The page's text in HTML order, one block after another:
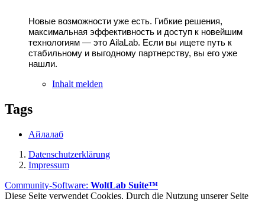
Новые возможности уже есть. Гибкие решения,
максимальная эффективность и доступ к новейшим
технологиям — это AilaLab. Если вы ищете путь к
стабильному и выгодному партнерству, вы его уже
нашли.
Inhalt melden
Tags
Айлалаб
Datenschutzerklärung
Impressum
Community-Software: WoltLab Suite™
Diese Seite verwendet Cookies. Durch die Nutzung unserer Seite